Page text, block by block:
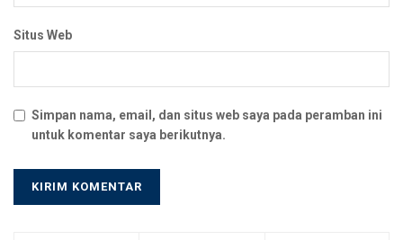
Situs Web
Simpan nama, email, dan situs web saya pada peramban ini
untuk komentar saya berikutnya.